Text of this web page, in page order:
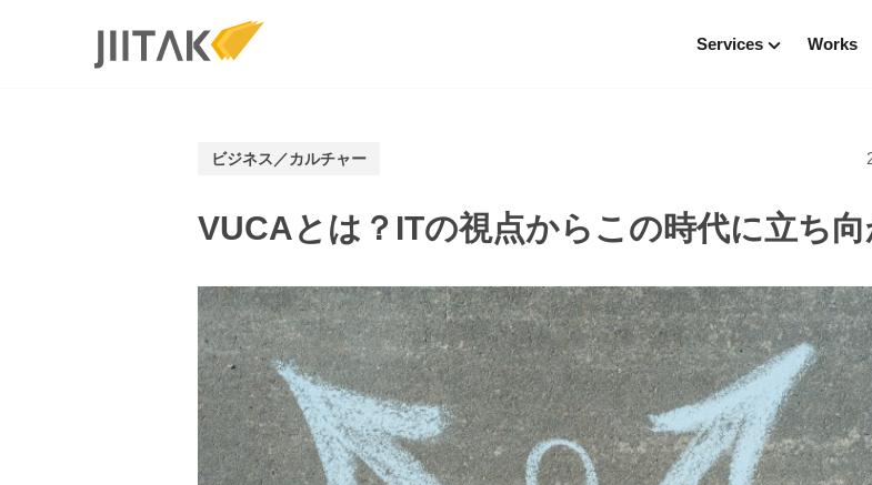
Services
PMF／グロース支援
Branch導入支援
Flutter開発
Works
ビジネス／カルチャー
VUCAとは？ITの視点からこの時代に立ち向